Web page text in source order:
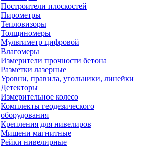
Построители плоскостей
Пирометры
Тепловизоры
Толщиномеры
Мультиметр цифровой
Влагомеры
Измерители прочности бетона
Разметки лазерные
Уровни, правила, угольники, линейки
Детекторы
Измерительное колесо
Комплекты геодезического
оборудования
Крепления для нивелиров
Мишени магнитные
Рейки нивелирные